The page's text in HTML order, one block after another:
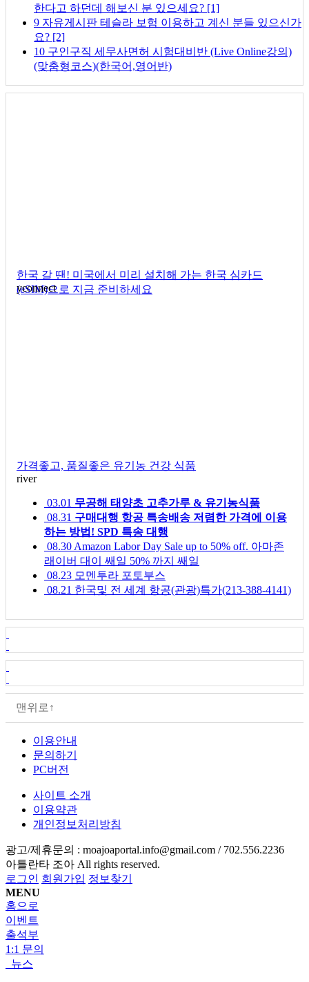
한다고 하던데 해보신 분 있으세요? [1]
9 자유게시판 테슬라 보험 이용하고 계신 분들 있으신가
요? [2]
10 구인구직 세무사면허 시험대비반 (Live Online강의)
(맞춤형코스)(한국어,영어반)
한국 갈 땐! 미국에서 미리 설치해 가는 한국 심카드
(eSIM)으로 지금 준비하세요
yconnect
가격좋고, 품질좋은 유기농 건강 식품
river
03.01 무공해 태양초 고추가루 & 유기농식품
08.31 구매대행 항공 특송배송 저렴한 가격에 이용
하는 방법! SPD 특송 대행
08.30 Amazon Labor Day Sale up to 50% off. 아마존
래이버 대이 쌔일 50% 까지 쌔일
08.23 모멘투라 포토부스
08.21 한국및 전 세계 항공(관광)특가(213-388-4141)
맨위로↑
이용안내
문의하기
PC버전
사이트 소개
이용약관
개인정보처리방침
광고/제휴문의 : moajoaportal.info@gmail.com / 702.556.2236
아틀란타 조아 All rights reserved.
로그인 회원가입 정보찾기
MENU
홈으로
이벤트
출석부
1:1 문의
뉴스